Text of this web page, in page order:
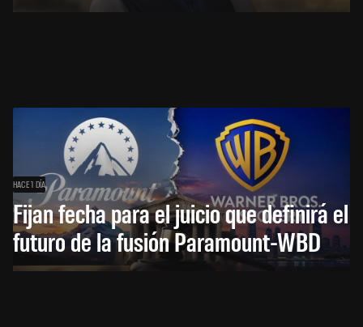
HACE 1 DÍA
Fijan fecha para el juicio que definirá el
futuro de la fusión Paramount-WBD